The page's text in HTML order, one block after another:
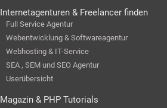
Internetagenturen & Freelancer finden
Full Service Agentur
Webentwicklung & Softwareagentur
Webhosting & IT-Service
SEA , SEM und SEO Agentur
Userübersicht
Magazin & PHP Tutorials